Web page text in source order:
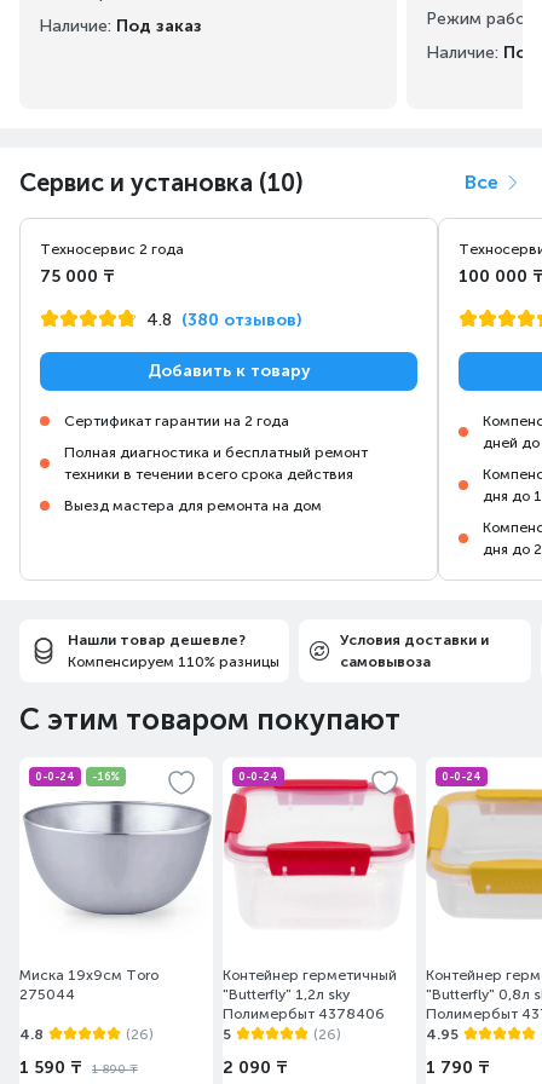
Наличие: Под заказ
Режим
Наличие: Под
Сервис и установка (10) Все
Техносервис 2 года
75 000 ₸
4.8 (380 отзывов)
Добавить к товару
Сертификат гарантии на 2 года
Полная диагностика и бесплатный ремонт
техники в течении всего срока действия
Выезд мастера для ремонта на дом
100 000
дней до
дня до
дня до
Нашли товар дешевле?
Компенсируем 110% разницы
Условия доставки и
самовывоза
С этим товаром покупают
0-0-24 -16%
Миска 19х9см Toro
275044
4.8 (26)
1 590 ₸ 1 890 ₸
0-0-24
Контейнер герметичный
"Butterfly" 1,2л sky
Полимербыт 4378406
5
(26)
2 090 ₸
0-0-24
Контейнер
"Butterfly" 0,8л
Полимербыт
4.95
1 790 ₸